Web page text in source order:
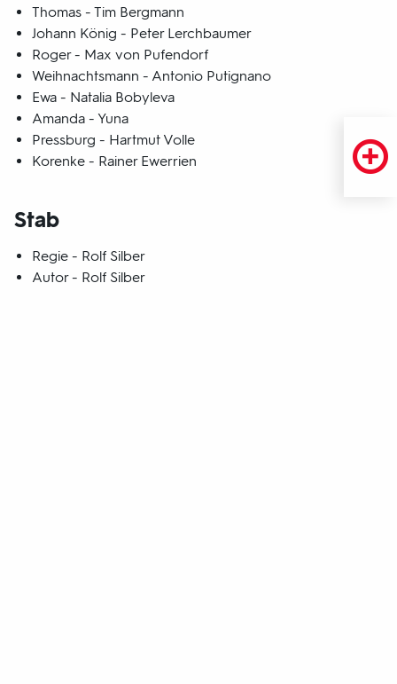
Thomas - Tim Bergmann
Johann König - Peter Lerchbaumer
Roger - Max von Pufendorf
Weihnachtsmann - Antonio Putignano
Ewa - Natalia Bobyleva
Amanda - Yuna
Pressburg - Hartmut Volle
Korenke - Rainer Ewerrien
Stab
Regie - Rolf Silber
Autor - Rolf Silber